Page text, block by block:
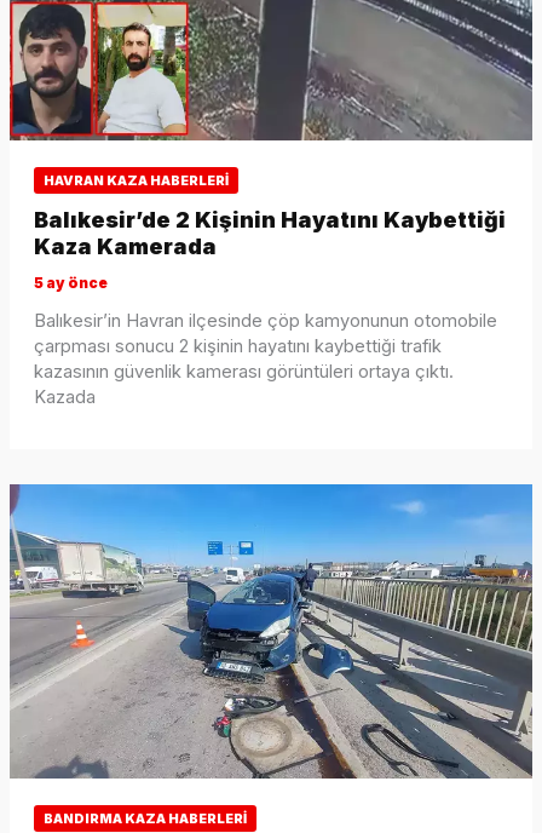
HAVRAN KAZA HABERLERI
Balıkesir’de 2 Kişinin Hayatını Kaybettiği
Kaza Kamerada
5 ay önce
Balıkesir’in Havran ilçesinde çöp kamyonunun otomobile
çarpması sonucu 2 kişinin hayatını kaybettiği trafik
kazasının güvenlik kamerası görüntüleri ortaya çıktı.
Kazada
BANDIRMA KAZA HABERLERI